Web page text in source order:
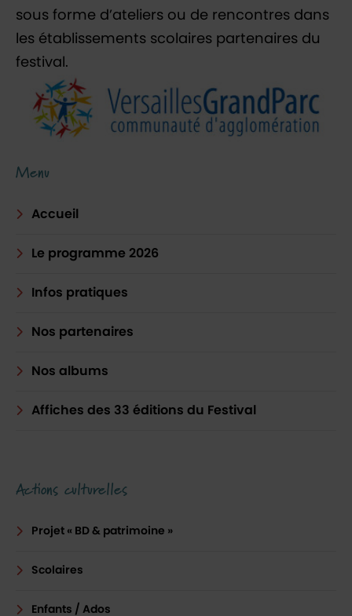
sous forme d’ateliers ou de rencontres dans
les établissements scolaires partenaires du
festival.
Menu
Accueil
Le programme 2026
Infos pratiques
Nos partenaires
Nos albums
Affiches des 33 éditions du Festival
Actions culturelles
Projet « BD & patrimoine »
Scolaires
Enfants / Ados